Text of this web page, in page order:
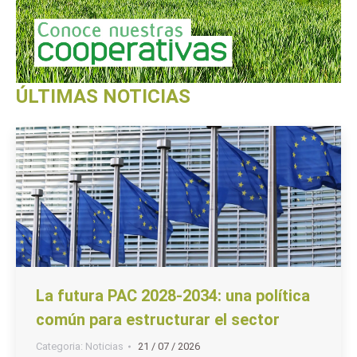
ÚLTIMAS NOTICIAS
La futura PAC 2028-2034: una política
común para estructurar el sector
Categoria: Noticias 21 / 07 / 2026